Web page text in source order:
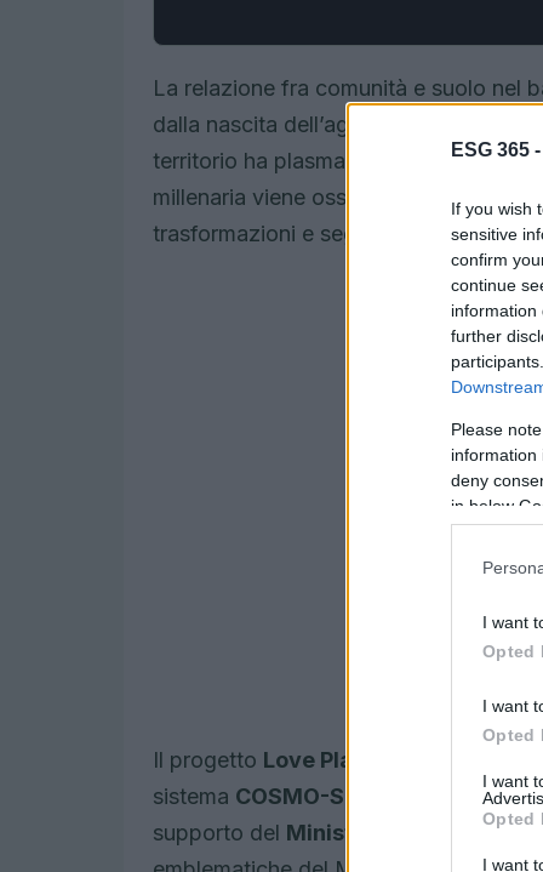
ESG 365 -
If you wish
sensitive
confirm
continue
information
further
Please
information
deny
in below
I want
Opted
I want
Opted
I want
Opted
I want
La relazione fra comunità e suolo nel
dalla nascita dell’agricoltura sulle
territorio ha plasmato economie,
millenaria viene osservata anche
trasformazioni e segni di stress
Il progetto Love Planet Earth 2026
sistema COSMO-SkyMed sviluppato
supporto del Ministero della Difesa.